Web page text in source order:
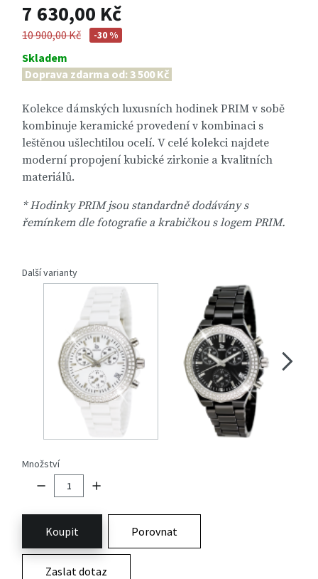
7 630,00 Kč
10 900,00 Kč -30 %
Skladem
Doprava zdarma od: 3 500 Kč
Kolekce dámských luxusních hodinek PRIM v sobě
kombinuje keramické provedení v kombinaci s
leštěnou ušlechtilou ocelí. V celé kolekci najdete
moderní propojení kubické zirkonie a kvalitních
materiálů.
* Hodinky PRIM jsou standardně dodávány s
řemínkem dle fotografie a krabičkou s logem PRIM.
Další varianty
Množství
Koupit Porovnat
Zaslat dotaz